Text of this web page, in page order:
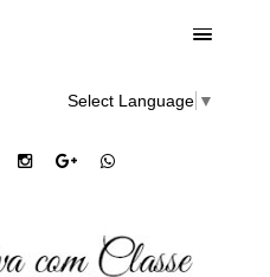
Select Language ▼